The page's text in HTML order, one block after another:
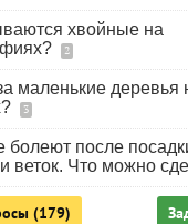
хвойные на
2
маленькие деревья
3
после
веток. Что можно
(179)